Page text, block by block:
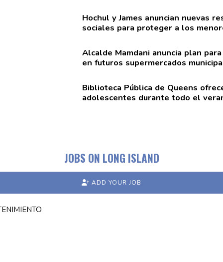
Hochul y James anuncian nuevas
sociales para proteger a los
Alcalde Mamdani anuncia plan
en futuros supermercados
Biblioteca Pública de Queens
adolescentes durante todo el
JOBS ON LONG ISLAND
ADD YOUR JOB